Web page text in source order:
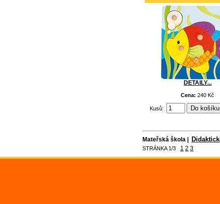
DETAILY...
Cena:240 Kč
Kusů:
Mateřská škola |
STRÁNKA 1/3 1 2 3